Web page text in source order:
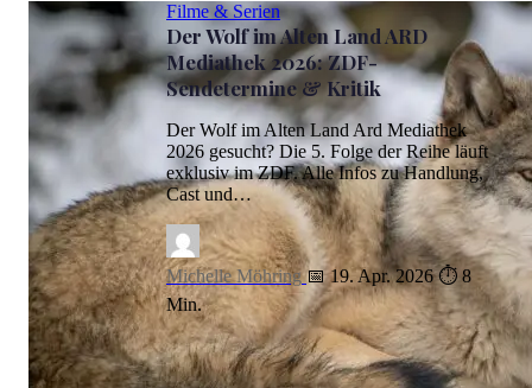
Filme & Serien
Der Wolf im Alten Land ARD
Mediathek 2026: ZDF-
Sendetermine & Kritik
Der Wolf im Alten Land Ard Mediathek
2026 gesucht? Die 5. Folge der Reihe läuft
exklusiv im ZDF. Alle Infos zu Handlung,
Cast und…
Michelle Möhring 📅 19. Apr. 2026 ⏱ 8
Min.